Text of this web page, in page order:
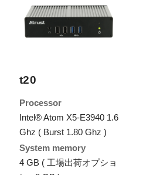
t20
Processor
Intel® Atom X5-E3940 1.6
Ghz ( Burst 1.80 Ghz )
System memory
4 GB ( 工場出荷オプショ